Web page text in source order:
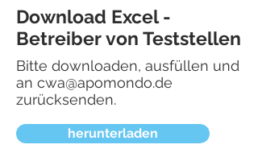
Download Excel -
Betreiber von Teststellen
Bitte downloaden, ausfüllen und
an cwa@apomondo.de
zurücksenden.
herunterladen